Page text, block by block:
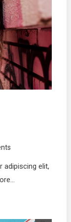
adipiscing elit,